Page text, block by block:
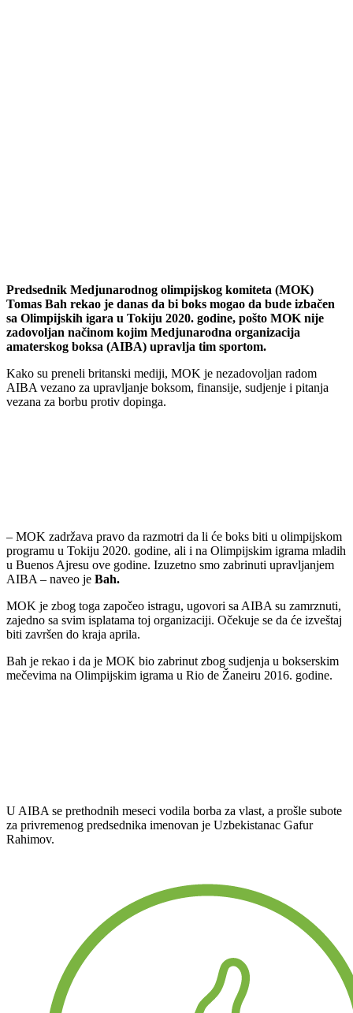
Predsednik Medjunarodnog olimpijskog komiteta (MOK)
Tomas Bah rekao je danas da bi boks mogao da bude izbačen
sa Olimpijskih igara u Tokiju 2020. godine, pošto MOK nije
zadovoljan načinom kojim Medjunarodna organizacija
amaterskog boksa (AIBA) upravlja tim sportom.
Kako su preneli britanski mediji, MOK je nezadovoljan radom
AIBA vezano za upravljanje boksom, finansije, sudjenje i pitanja
vezana za borbu protiv dopinga.
– MOK zadržava pravo da razmotri da li će boks biti u olimpijskom
programu u Tokiju 2020. godine, ali i na Olimpijskim igrama mladih
u Buenos Ajresu ove godine. Izuzetno smo zabrinuti upravljanjem
AIBA – naveo je Bah.
MOK je zbog toga započeo istragu, ugovori sa AIBA su zamrznuti,
zajedno sa svim isplatama toj organizaciji. Očekuje se da će izveštaj
biti završen do kraja aprila.
Bah je rekao i da je MOK bio zabrinut zbog sudjenja u bokserskim
mečevima na Olimpijskim igrama u Rio de Žaneiru 2016. godine.
U AIBA se prethodnih meseci vodila borba za vlast, a prošle subote
za privremenog predsednika imenovan je Uzbekistanac Gafur
Rahimov.